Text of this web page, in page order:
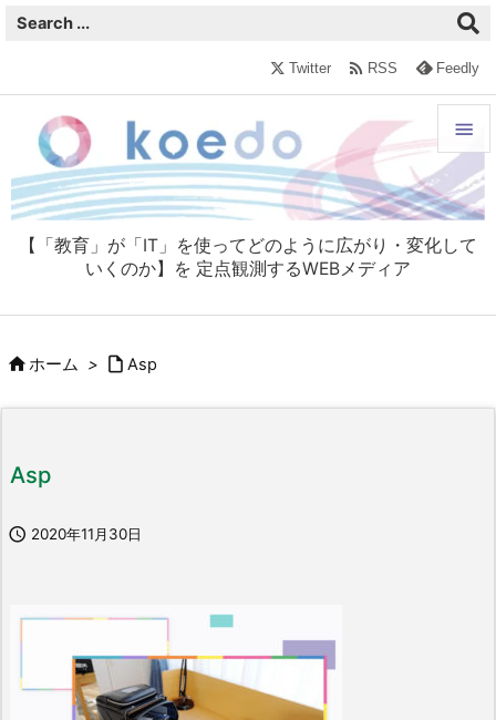
【「教育」が「IT」を使ってどのように広がり・変化して
いくのか】を 定点観測するWEBメディア


メニュ

Twitter  RSS Feedly
ホーム >  Asp
Asp
 2020年11月30日